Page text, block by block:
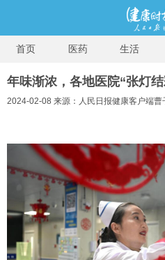
首页 医药 生活
年味渐浓，各地医院“张灯
2024-02-08 来源：人民日报健康客户端曹